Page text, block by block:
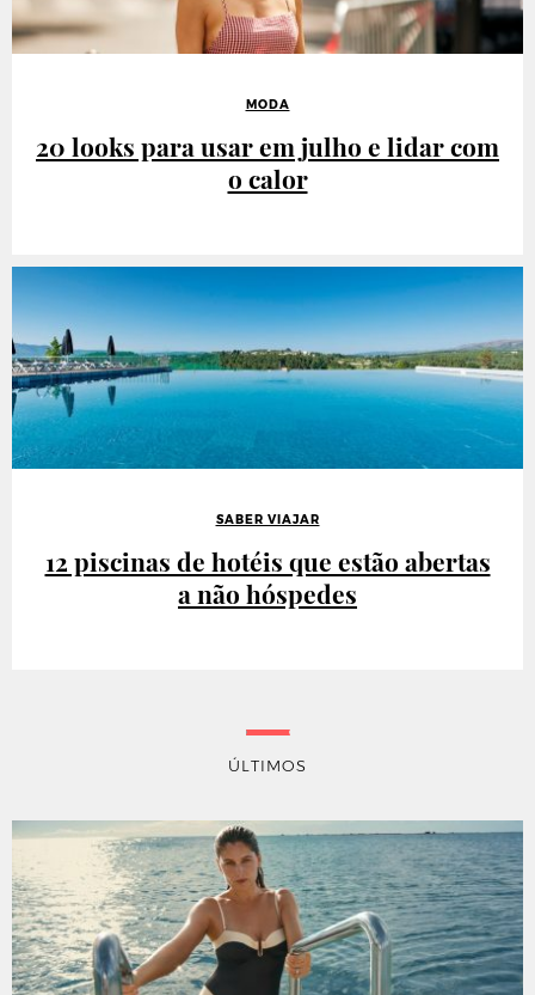
MODA
20 looks para usar em julho e lidar com
o calor
SABER VIAJAR
12 piscinas de hotéis que estão abertas
a não hóspedes
ÚLTIMOS